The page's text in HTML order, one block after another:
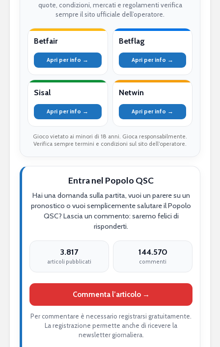
quote, condizioni, mercati e regolamenti verifica
sempre il sito ufficiale dell’operatore.
Betfair
Apri per info →
Betflag
Apri per info →
Sisal
Apri per info →
Netwin
Apri per info →
Gioco vietato ai minori di 18 anni. Gioca responsabilmente.
Verifica sempre termini e condizioni sul sito dell’operatore.
Entra nel Popolo QSC
Hai una domanda sulla partita, vuoi un parere su un
pronostico o vuoi semplicemente salutare il Popolo
QSC? Lascia un commento: saremo felici di
risponderti.
3.817
articoli pubblicati
144.570
commenti
Commenta l’articolo →
Per commentare è necessario registrarsi gratuitamente.
La registrazione permette anche di ricevere la
newsletter giornaliera.